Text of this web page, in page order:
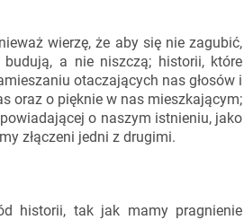
wierzę, że aby się nie zagubić,
a nie niszczą; historii, które
otaczających nas głosów i
oraz o pięknie w nas mieszkającym;
o naszym istnieniu, jako
złączeni jedni z drugimi.
historii, tak jak mamy pragnienie